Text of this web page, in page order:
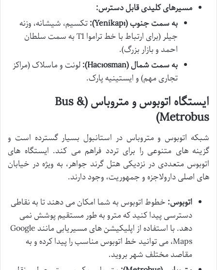
مسیرهای کلیدی قابل دسترس:
به سمت جنوب (Yenikapı):
تکسیم، شیشانه، وزنه
جیلر (برای ارتباط با خط تراموا T1 به سمت سلطان
احمد و بازار بزرگ).
به سمت شمال (Hacıosman):
لونت و ماسلاک (مراکز
تجاری مهم) و ایستینیه پارک.
ایستگاه اتوبوس و متروباس (Bus &
Metrobus)
شبکه اتوبوس و متروباس در استانبول بسیار گسترده است و
گزینه های متنوعی را برای تردد فراهم می کند. ایستگاه های
اتوبوس متعددی در نزدیکی هتل گرند جواهر، به ویژه در خیابان
های اصلی دارولاجزه و جمهوریت، وجود دارند.
اتوبوس: خطوط اتوبوس به شما امکان می دهند تا به نقاطی
دسترسی پیدا کنید که مترو به طور مستقیم پوشش نمی
دهد. با استفاده از اپلیکیشن های مسیریابی مانند Google
Maps، می توانید خط اتوبوس مناسب را پیدا کرده و به
مقاصد مختلف شهر بروید.